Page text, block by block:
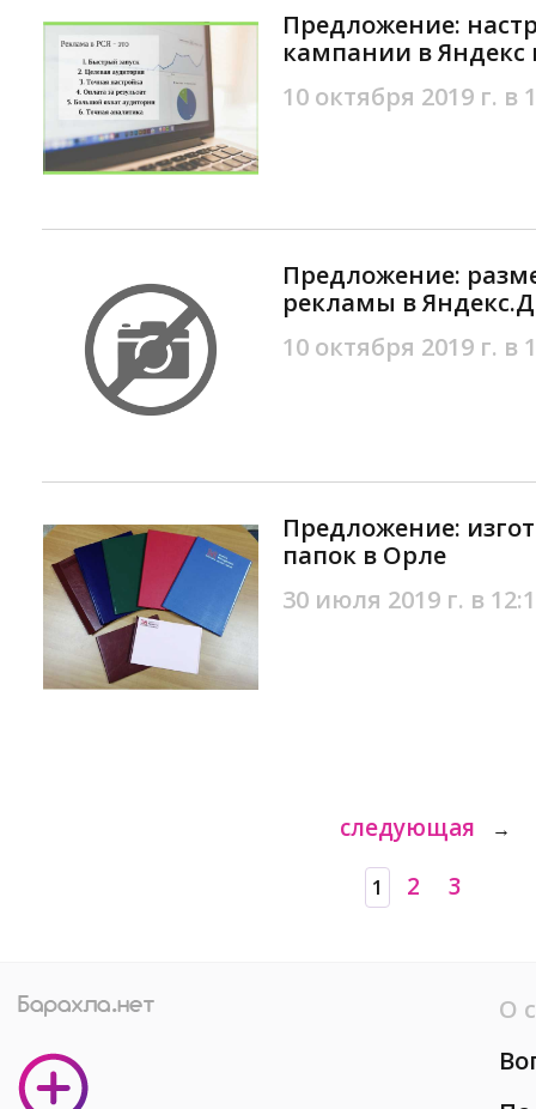
Предложение:
кампании в Яндекс
10 октября 2019 г. в
Предложение:
рекламы в
10 октября 2019 г. в
Предложение:
папок в Орле
30 июля 2019 г. в
следующая →
1 2 3
О